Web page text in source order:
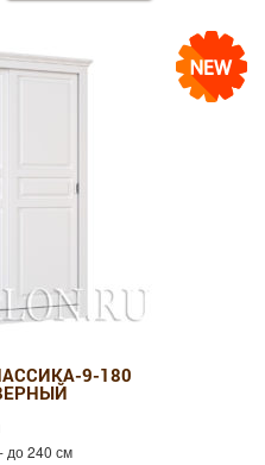
9-180
до 240 см